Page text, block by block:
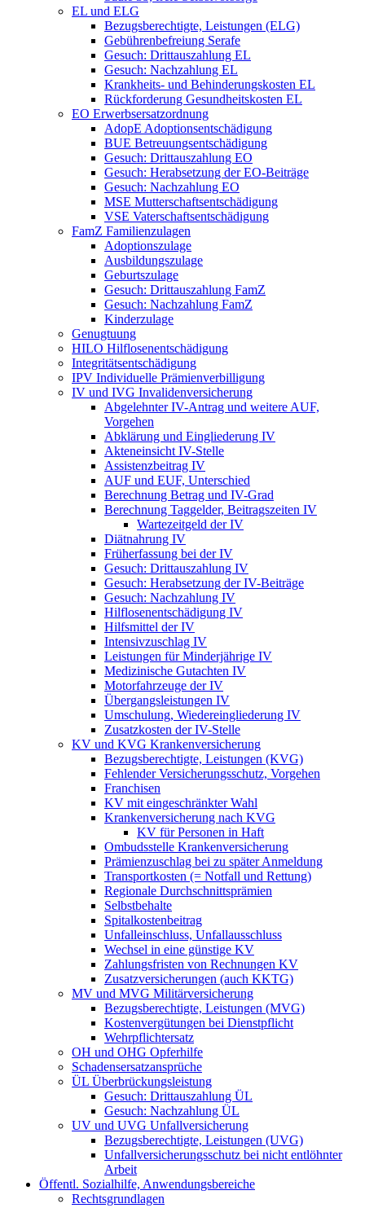
EL und ELG
Bezugsberechtigte, Leistungen (ELG)
Gebührenbefreiung Serafe
Gesuch: Drittauszahlung EL
Gesuch: Nachzahlung EL
Krankheits- und Behinderungskosten EL
Rückforderung Gesundheitskosten EL
EO Erwerbsersatzordnung
AdopE Adoptionsentschädigung
BUE Betreuungsentschädigung
Gesuch: Drittauszahlung EO
Gesuch: Herabsetzung der EO-Beiträge
Gesuch: Nachzahlung EO
MSE Mutterschaftsentschädigung
VSE Vaterschaftsentschädigung
FamZ Familienzulagen
Adoptionszulage
Ausbildungszulage
Geburtszulage
Gesuch: Drittauszahlung FamZ
Gesuch: Nachzahlung FamZ
Kinderzulage
Genugtuung
HILO Hilflosenentschädigung
Integritätsentschädigung
IPV Individuelle Prämienverbilligung
IV und IVG Invalidenversicherung
Abgelehnter IV-Antrag und weitere AUF,
Vorgehen
Abklärung und Eingliederung IV
Akteneinsicht IV-Stelle
Assistenzbeitrag IV
AUF und EUF, Unterschied
Berechnung Betrag und IV-Grad
Berechnung Taggelder, Beitragszeiten IV
Wartezeitgeld der IV
Diätnahrung IV
Früherfassung bei der IV
Gesuch: Drittauszahlung IV
Gesuch: Herabsetzung der IV-Beiträge
Gesuch: Nachzahlung IV
Hilflosenentschädigung IV
Hilfsmittel der IV
Intensivzuschlag IV
Leistungen für Minderjährige IV
Medizinische Gutachten IV
Motorfahrzeuge der IV
Übergangsleistungen IV
Umschulung, Wiedereingliederung IV
Zusatzkosten der IV-Stelle
KV und KVG Krankenversicherung
Bezugsberechtigte, Leistungen (KVG)
Fehlender Versicherungsschutz, Vorgehen
Franchisen
KV mit eingeschränkter Wahl
Krankenversicherung nach KVG
KV für Personen in Haft
Ombudsstelle Krankenversicherung
Prämienzuschlag bei zu später Anmeldung
Transportkosten (= Notfall und Rettung)
Regionale Durchschnittsprämien
Selbstbehalte
Spitalkostenbeitrag
Unfalleinschluss, Unfallausschluss
Wechsel in eine günstige KV
Zahlungsfristen von Rechnungen KV
Zusatzversicherungen (auch KKTG)
MV und MVG Militärversicherung
Bezugsberechtigte, Leistungen (MVG)
Kostenvergütungen bei Dienstpflicht
Wehrpflichtersatz
OH und OHG Opferhilfe
Schadensersatzansprüche
ÜL Überbrückungsleistung
Gesuch: Drittauszahlung ÜL
Gesuch: Nachzahlung ÜL
UV und UVG Unfallversicherung
Bezugsberechtigte, Leistungen (UVG)
Unfallversicherungsschutz bei nicht entlöhnter
Arbeit
Öffentl. Sozialhilfe, Anwendungsbereiche
Rechtsgrundlagen